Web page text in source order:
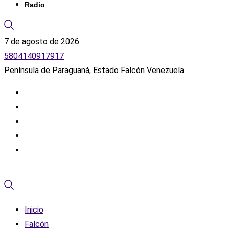
Radio
7 de agosto de 2026
5804140917917
Península de Paraguaná, Estado Falcón Venezuela
Inicio
Falcón